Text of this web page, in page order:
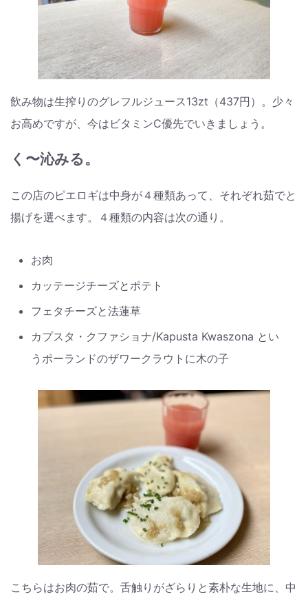
飲み物は生搾りのグレフルジュース13zt（437円）。少々
お高めですが、今はビタミンC優先でいきましょう。
く〜沁みる。
この店のピエロギは中身が４種類あって、それぞれ茹でと
揚げを選べます。４種類の内容は次の通り。
お肉
カッテージチーズとポテト
フェタチーズと法蓮草
カプスタ・クファショナ/Kapusta Kwaszona とい
うポーランドのザワークラウトに木の子
こちらはお肉の茹で。舌触りがざらりと素朴な生地に、中